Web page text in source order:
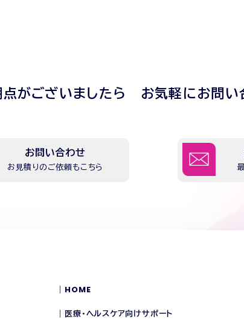
がございましたら お気軽にお問い
お問い合わせ
お見積りのご依頼もこちら
HOME
医療・ヘルスケア向けサポート